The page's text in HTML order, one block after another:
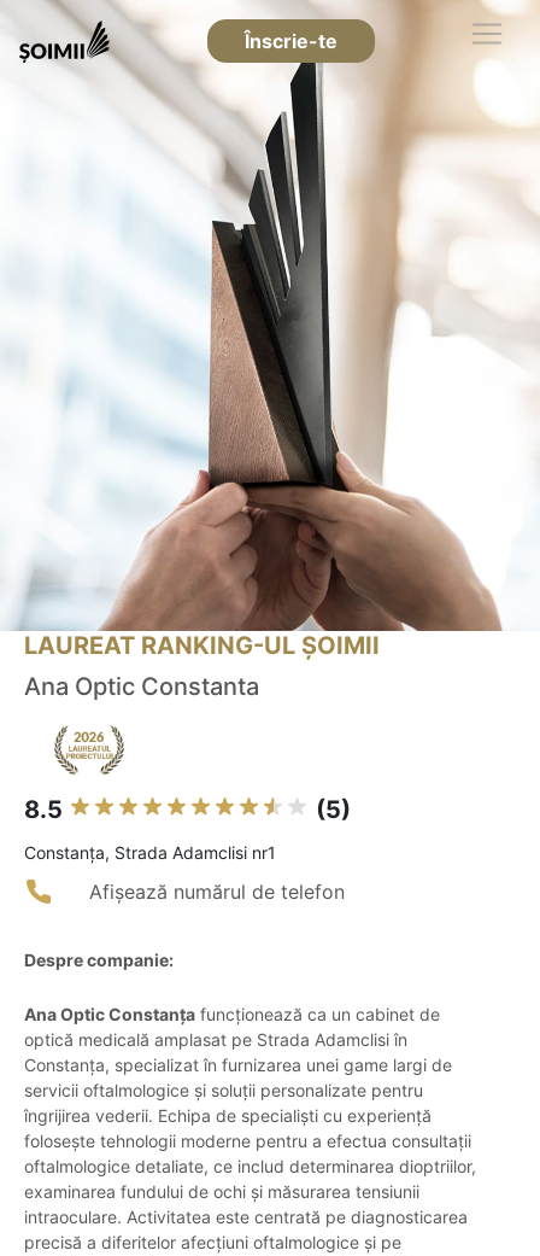
Înscrie-te
LAUREAT RANKING-UL ȘOIMII
Ana Optic Constanta
8.5 (5)
Constanţa, Strada Adamclisi nr1
Afișează numărul de telefon
Despre companie:
Ana Optic Constanța funcționează ca un cabinet de
optică medicală amplasat pe Strada Adamclisi în
Constanța, specializat în furnizarea unei game largi de
servicii oftalmologice și soluții personalizate pentru
îngrijirea vederii. Echipa de specialiști cu experiență
folosește tehnologii moderne pentru a efectua consultații
oftalmologice detaliate, ce includ determinarea dioptriilor,
examinarea fundului de ochi și măsurarea tensiunii
intraoculare. Activitatea este centrată pe diagnosticarea
precisă a diferitelor afecțiuni oftalmologice și pe